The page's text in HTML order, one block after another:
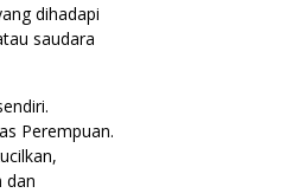
dihadapi
saudara
Perempuan.
dan